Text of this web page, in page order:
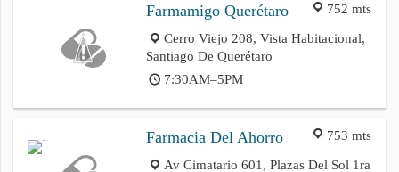
752 mts
Farmamigo Querétaro
Cerro Viejo 208, Vista Habitacional,
Santiago De Querétaro
7:30AM–5PM
753 mts
Farmacia Del Ahorro
Av Cimatario 601, Plazas Del Sol 1ra